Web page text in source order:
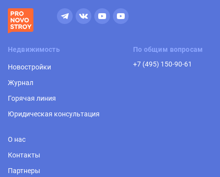
Недвижимость
Новостройки
Журнал
Горячая линия
Юридическая консультация
По общим вопросам
+7 (495) 150-90-61
О нас
Контакты
Партнеры